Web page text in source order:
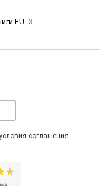
EU
3
соглашения.